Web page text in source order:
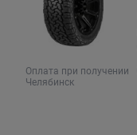
Оплата при получении
Челябинск